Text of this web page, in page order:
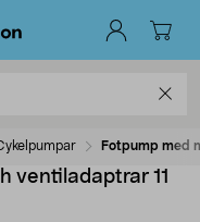
Fotpump med
ventiladaptrar 11